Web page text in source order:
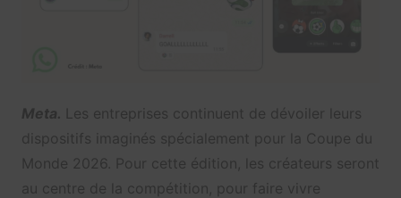
Meta.
Les entreprises continuent de dévoiler leurs
dispositifs imaginés spécialement pour la Coupe du
Monde 2026. Pour cette édition, les créateurs seront
au centre de la compétition, pour faire vivre